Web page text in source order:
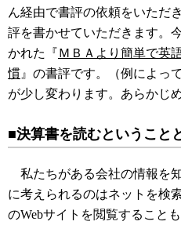
ん経由で書評の依頼をいただ
評を書かせていただきます。
かれた『ＭＢＡより簡単で英
慣 』の書評です。（例によっ
が少し変わります。あらかじ
■決算書を読むということ
私たちがある会社の情報を
に考えられるのはネットを検
のWebサイトを閲覧すること